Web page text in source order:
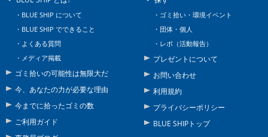
BLUE SHIP について
BLUE SHIP でできること
よくある質問
メディア掲載
ゴミ拾いの可能性は無限大だ
今、あなたの力が必要な理由
今までに拾ったゴミの数
ご利用ガイド
ゴミ拾い・環境イベント
団体・個人
レポ（活動報告）
プレゼントについて
お問い合わせ
利用規約
プライバシーポリシー
BLUE SHIPトップ